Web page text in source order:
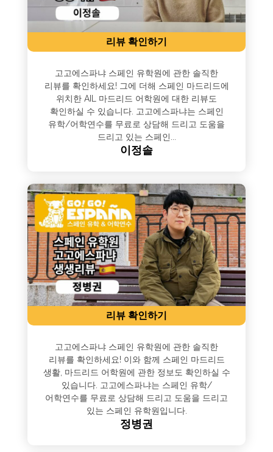
리뷰 확인하기
고고에스파냐 스페인 유학원에 관한 솔직한
리뷰를 확인하세요! 그에 더해 스페인 마드리드에
위치한 AIL 마드리드 어학원에 대한 리뷰도
확인하실 수 있습니다. 고고에스파냐는 스페인
유학/어학연수를 무료로 상담해 드리고 도움을
드리고 있는 스페인...
이정솔
리뷰 확인하기
고고에스파냐 스페인 유학원에 관한 솔직한
리뷰를 확인하세요! 이와 함께 스페인 마드리드
생활, 마드리드 어학원에 관한 정보도 확인하실 수
있습니다. 고고에스파냐는 스페인 유학/
어학연수를 무료로 상담해 드리고 도움을 드리고
있는 스페인 유학원입니다.
정병권